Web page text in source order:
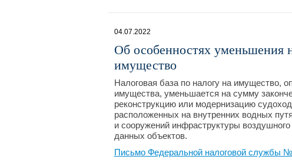
04.07.2022
Об особенностях уменьшения
имущество
Налоговая база по налогу на имущество,
имущества, уменьшается на сумму
реконструкцию или модернизацию
расположенных на внутренних водных
и сооружений инфраструктуры
данных объектов.
Письмо Федеральной налоговой службы